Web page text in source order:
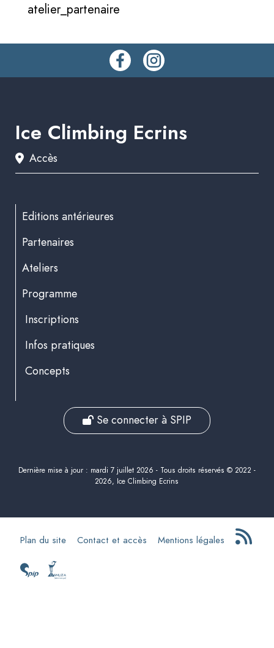
atelier_partenaire
Ice Climbing Ecrins
Accès
Editions antérieures
Partenaires
Ateliers
Programme
Inscriptions
Infos pratiques
Concepts
Se connecter à SPIP
Dernière mise à jour : mardi 7 juillet 2026 - Tous droits réservés © 2022 -
2026, Ice Climbing Ecrins
Plan du site Contact et accès Mentions légales